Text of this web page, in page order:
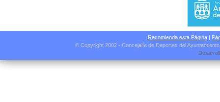
Recomienda esta Página |
© Copyright 2002 - Concejalía de Deportes del